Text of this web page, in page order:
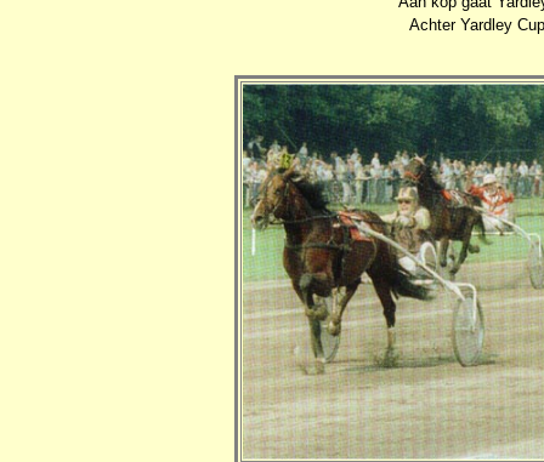
Achter Yardley